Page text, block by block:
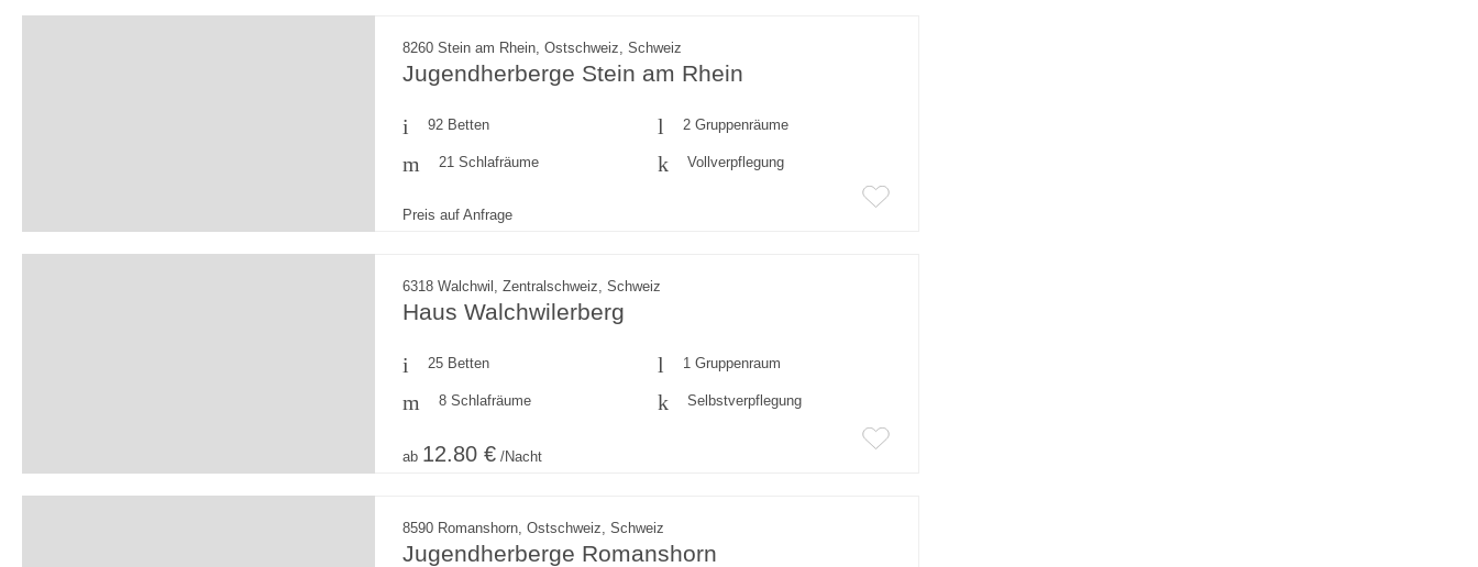
8260 Stein am Rhein, Ostschweiz, Schweiz
Jugendherberge Stein am Rhein
92 Betten 2 Gruppenräume
21 Schlafräume Vollverpflegung
Preis auf Anfrage
6318 Walchwil, Zentralschweiz, Schweiz
Haus Walchwilerberg
25 Betten 1 Gruppenraum
8 Schlafräume Selbstverpflegung
ab 12.80 € /Nacht
8590 Romanshorn, Ostschweiz, Schweiz
Jugendherberge Romanshorn